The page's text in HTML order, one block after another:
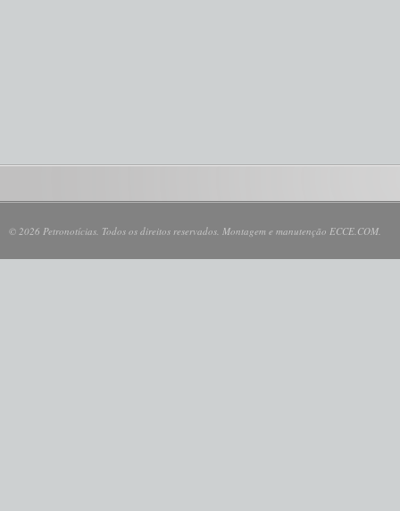
© 2026 Petronotícias. Todos os direitos reservados. Montagem e manutenção ECCE.COM.